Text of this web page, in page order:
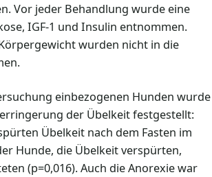
Vor jeder Behandlung wurde eine
IGF-1 und Insulin entnommen.
wurden nicht in die
einbezogenen Hunden wurde
der Übelkeit festgestellt:
Übelkeit nach dem Fasten im
Hunde, die Übelkeit verspürten,
(p=0,016). Auch die Anorexie war